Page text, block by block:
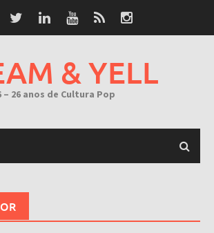
& YELL
– 26 anos de Cultura Pop